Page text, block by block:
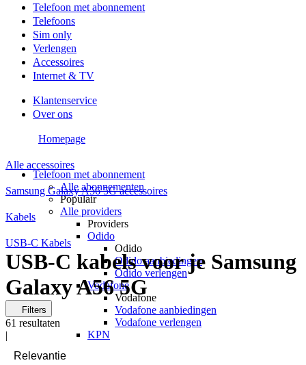
Telefoon met abonnement
Telefoons
Sim only
Verlengen
Accessoires
Internet & TV
Klantenservice
Over ons
Telefoon met abonnement
Alle abonnementen
Populair
Alle providers
Providers
Odido
Odido
Odido aanbiedingen
Odido verlengen
Vodafone
Vodafone
Vodafone aanbiedingen
Vodafone verlengen
KPN
Homepage
Alle accessoires
Samsung Galaxy A56 5G accessoires
Kabels
USB-C Kabels
USB-C kabels voor je Samsung
Galaxy A56 5G
Filters
61 resultaten
|